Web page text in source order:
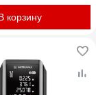
корзину